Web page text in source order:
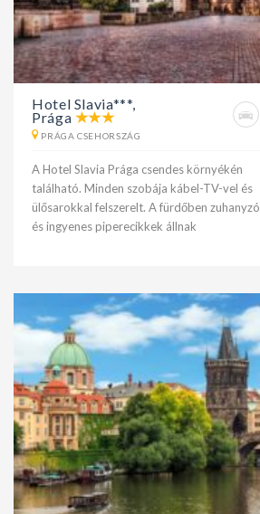
Hotel Slavia***,
Prága
PRÁGA CSEHORSZÁG
A Hotel Slavia Prága csendes környékén
található. Minden szobája kábel-TV-vel és
ülősarokkal felszerelt. A fürdőben zuhanyzó
és ingyenes piperecikkek állnak